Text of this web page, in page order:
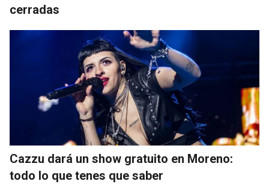
cerradas
Cazzu dará un show gratuito en Moreno:
todo lo que tenes que saber